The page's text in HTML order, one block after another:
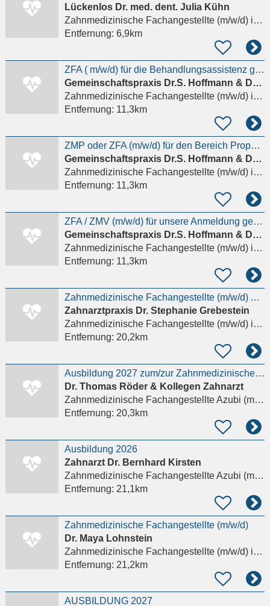
Lückenlos Dr. med. dent. Julia Kühn
Zahnmedizinische Fachangestellte (m/w/d)in Dillenburg
Entfernung: 6,9km
ZFA ( m/w/d) für die Behandlungsassistenz gesucht, ab sofort, Vollzeit oder Teilzeit
Gemeinschaftspraxis Dr.S. Hoffmann & Dr. A. Hulvershorn
Zahnmedizinische Fachangestellte (m/w/d)in Burbach Siegen-Wittgenstein, Niederdresselndorf
Entfernung: 11,3km
ZMP oder ZFA (m/w/d) für den Bereich Prophylaxe gesucht
Gemeinschaftspraxis Dr.S. Hoffmann & Dr. A. Hulvershorn
Zahnmedizinische Fachangestellte (m/w/d)in Burbach Siegen-Wittgenstein, Niederdresselndorf
Entfernung: 11,3km
ZFA / ZMV (m/w/d) für unsere Anmeldung gesucht
Gemeinschaftspraxis Dr.S. Hoffmann & Dr. A. Hulvershorn
Zahnmedizinische Fachangestellte (m/w/d)in Burbach Siegen-Wittgenstein, Niederdresselndorf
Entfernung: 11,3km
Zahnmedizinische Fachangestellte (m/w/d) Ausschließlich Vollzeit
Zahnarztpraxis Dr. Stephanie Grebestein
Zahnmedizinische Fachangestellte (m/w/d)in Gladenbach, Weidenhausen
Entfernung: 20,2km
Ausbildung 2027 zum/zur Zahnmedizinische/n Fachangestellte/n
Dr. Thomas Röder & Kollegen Zahnarzt
Zahnmedizinische Fachangestellte Azubi (m/w/d)
Entfernung: 20,3km
Ausbildung 2026
Zahnarzt Dr. Bernhard Kirsten
Zahnmedizinische Fachangestellte Azubi (m/w/d)
Entfernung: 21,1km
Zahnmedizinische Fachangestellte (m/w/d)
Dr. Maya Lohnstein
Zahnmedizinische Fachangestellte (m/w/d)in Weilburg
Entfernung: 21,2km
AUSBILDUNG 2027